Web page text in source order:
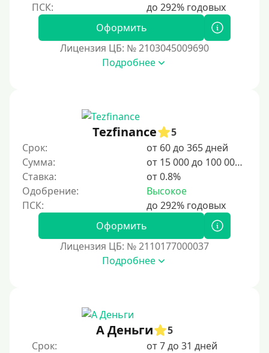
Срок
1 день
2 недели
15 дней
20 дней
21 день
30 дней без процентов
100 дней
Оформить
Лицензия ЦБ: № 2103045009690
Подробнее
Tezfinance
5
Срок:
от 60 до 365 дней
Сумма:
от 15 000 до 100 000 ₽
Ставка:
от 0.8%
Одобрение:
Высокое
Оформить
Лицензия ЦБ: № 2110177000037
Подробнее
А Деньги
5
Срок:
от 7 до 31 дней